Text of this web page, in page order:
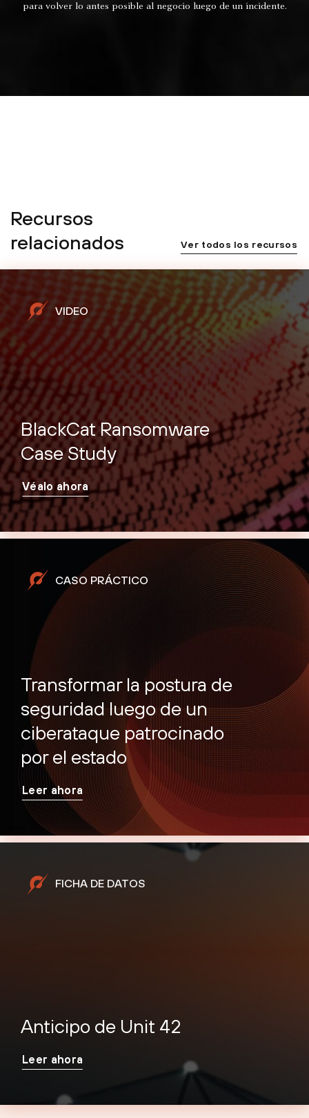
para volver lo antes posible al negocio luego de un incidente.
Recursos
relacionados
Ver todos los recursos
VIDEO
BlackCat Ransomware
Case Study
Véalo ahora
CASO PRÁCTICO
Transformar la postura de
seguridad luego de un
ciberataque patrocinado
por el estado
Leer ahora
FICHA DE DATOS
Anticipo de Unit 42
Leer ahora